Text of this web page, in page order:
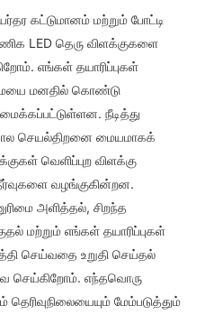
கட்டுமானம் மற்றும் போட்டி
LED தெரு விளக்குகளை
எங்கள் தயாரிப்புகள்
மனதில் கொண்டு
நீடித்து
செயல்திறனை மையமாகக்
வெளிப்புற விளக்கு
வழங்குகின்றன.
அளித்தல், சிறந்த
மற்றும் எங்கள் தயாரிப்புகள்
செய்வதை உறுதி செய்தல்
செய்கிறோம். எந்தவொரு
தெரிவுநிலையையும் மேம்படுத்தும்